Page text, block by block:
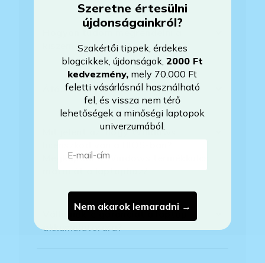
Hogyan tudom megrendelni a
kiszemelt laptopot?
Áfás számlát tudnak adni?
Mit jelent az, hogy Windows
Megkapom a Windows termékkulcs
matricát a laptophoz?
Vállalnak-e garanciát a laptop
akkumulátorára?
Szeretne értesülni
újdonságainkról?
Szakértői tippek, érdekes
blogcikkek, újdonságok,2000 Ft
kedvezmény, mely 70.000 Ft
feletti vásárlásnál használható
fel, és vissza nem térő
lehetőségek a minőségi laptopok
univerzumából.
Nem akarok lemaradni →